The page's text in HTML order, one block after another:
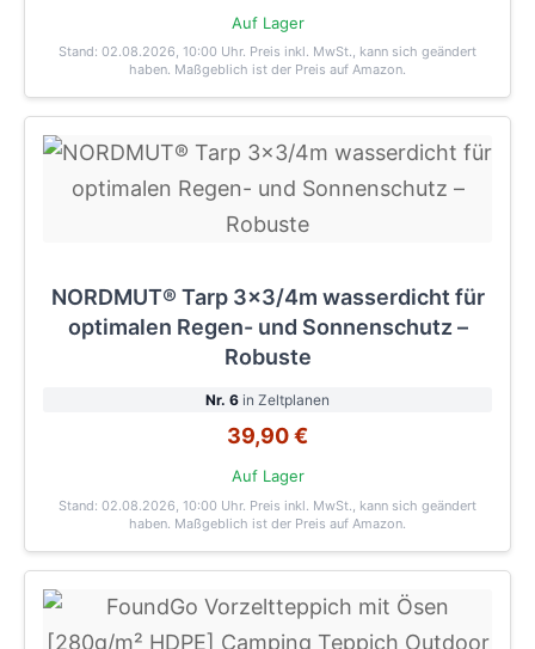
Auf Lager
Stand: 02.08.2026, 10:00 Uhr. Preis inkl. MwSt., kann sich geändert
haben. Maßgeblich ist der Preis auf Amazon.
NORDMUT® Tarp 3x3/4m wasserdicht für
optimalen Regen- und Sonnenschutz –
Robuste
Nr. 6 in Zeltplanen
39,90 €
Auf Lager
Stand: 02.08.2026, 10:00 Uhr. Preis inkl. MwSt., kann sich geändert
haben. Maßgeblich ist der Preis auf Amazon.